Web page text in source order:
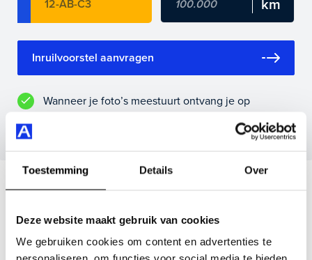
Toestemming Details Over
Deze website maakt gebruik van cookies
We gebruiken cookies om content en advertenties te
Maak snel een afspraak in de showroom of bestel hem
direct online.
Inruilvoorstel aanvragen
Wanneer je foto’s meestuurt ontvang je op
Veelgestelde vragen
Wanneer kan ik een proefrit maken?